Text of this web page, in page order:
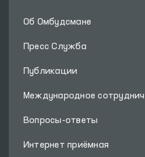
Об Омбудсмане
Пресс Служба
Публикации
Международное
Вопросы-ответы
Интернет приёмная